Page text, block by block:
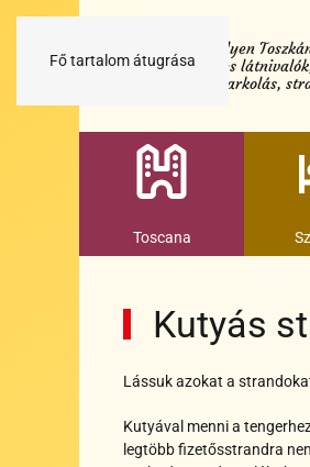
Fő tartalom átugrása
Minden egy helyen
Nemcsak a híres
múzeumok és parkolás,
Toscana
Kutyás
Lássuk azokat a
Kutyával menni a
legtöbb fizetősstrandra